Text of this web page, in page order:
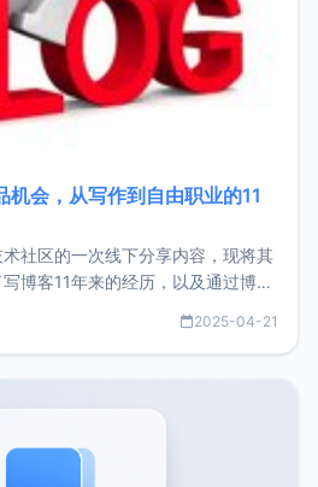
机会，从写作到自由职业的11
社区的一次线下分享内容，现将其
博客11年来的经历，以及通过博客
真实数据和产品现状。自我介绍大
2025-04-21